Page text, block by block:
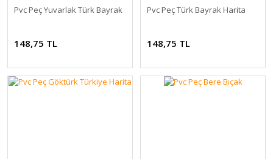
Pvc Peç Yuvarlak Türk Bayrak
148,75 TL
Pvc Peç Türk Bayrak Harita
148,75 TL